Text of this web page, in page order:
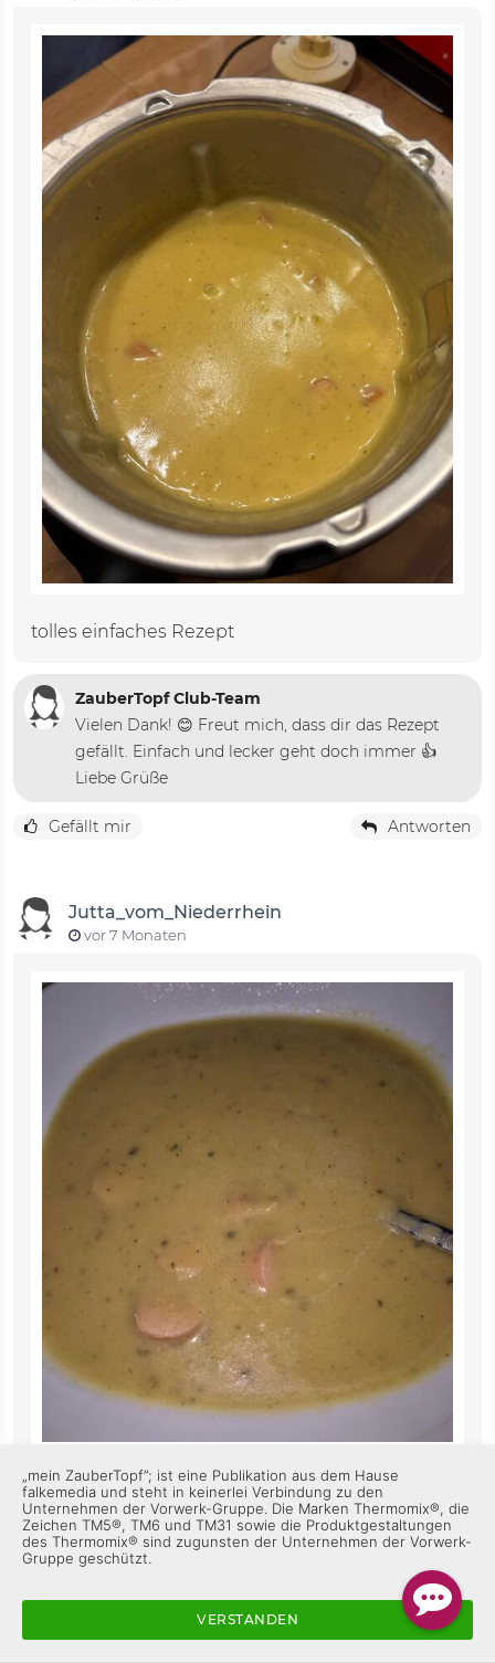
tolles einfaches Rezept
ZauberTopf Club-Team
Vielen Dank! 😊 Freut mich, dass dir das Rezept
gefällt. Einfach und lecker geht doch immer 👍
Liebe Grüße
Gefällt mir Antworten
Jutta_vom_Niederrhein
vor 7 Monaten
Heute getestet und für gut befunden 😊
ZauberTopf Club-Team
Super, das freut mich sehr! 😊 Schön, dass es dir
geschmeckt hat 😋
„mein ZauberTopf”; ist eine Publikation aus dem Hause
falkemedia und steht in keinerlei Verbindung zu den
Unternehmen der Vorwerk-Gruppe. Die Marken Thermomix®, die
Zeichen TM5®, TM6 und TM31 sowie die Produktgestaltungen
des Thermomix® sind zugunsten der Unternehmen der Vorwerk-
Gruppe geschützt.
VERSTANDEN